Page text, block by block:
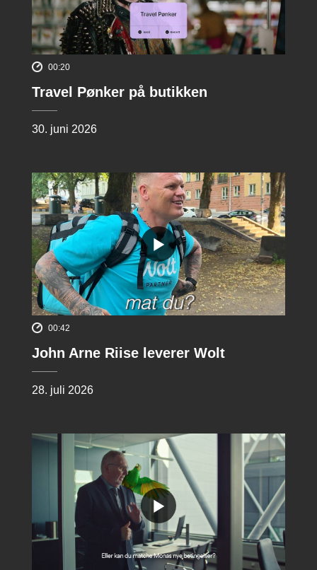
00:20
Travel Pønker på butikken
30. juni 2026
00:42
John Arne Riise leverer Wolt
28. juli 2026